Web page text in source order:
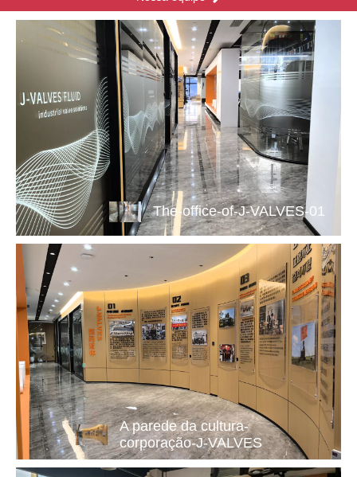
The-office-of-J-VALVES-01
A parede da cultura-
corporação-J-VALVES